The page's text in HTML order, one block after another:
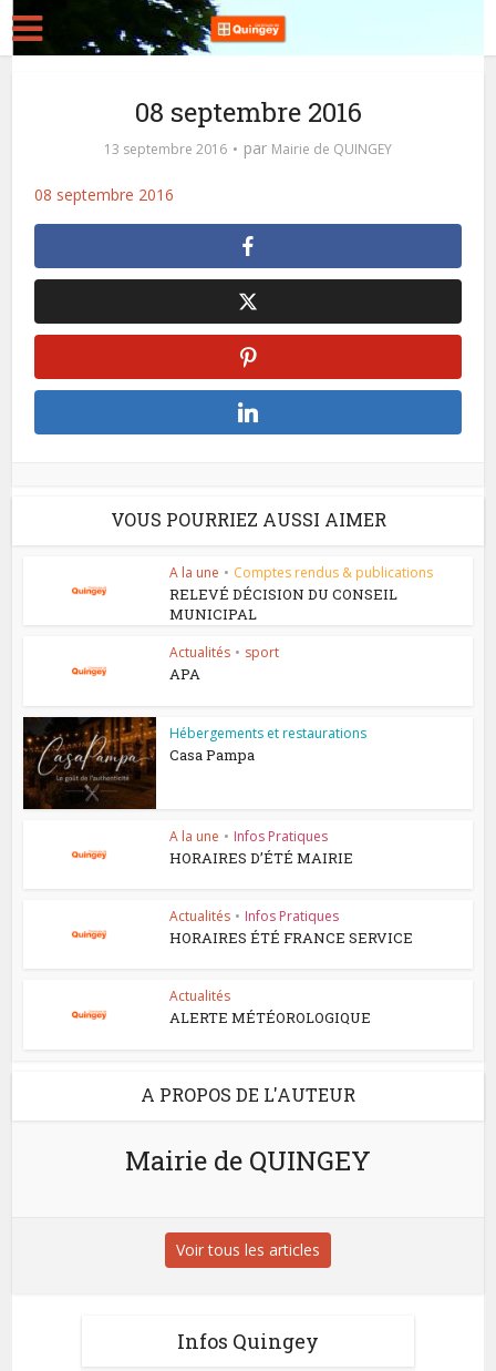
08 septembre 2016
13 septembre 2016 par Mairie de QUINGEY
08 septembre 2016
VOUS POURRIEZ AUSSI AIMER
A la une • Comptes rendus & publications
RELEVÉ DÉCISION DU CONSEIL
MUNICIPAL
Actualités • sport
APA
Hébergements et restaurations
Casa Pampa
A la une • Infos Pratiques
HORAIRES D’ÉTÉ MAIRIE
Actualités • Infos Pratiques
HORAIRES ÉTÉ FRANCE SERVICE
Actualités
ALERTE MÉTÉOROLOGIQUE
A PROPOS DE L'AUTEUR
Mairie de QUINGEY
Voir tous les articles
Infos Quingey